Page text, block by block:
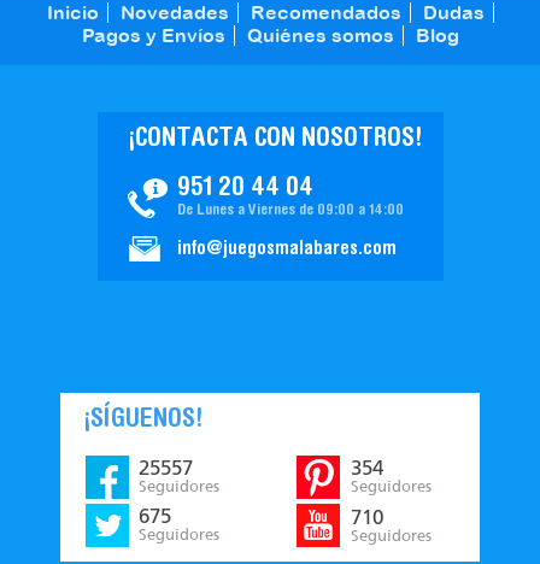
Inicio Novedades Recomendados
Dudas
Pagos y Envíos
Quiénes somos Blog
951 20 44 04
¡CONTACTA CON NOSOTROS!
De Lunes a Viernes de 09:00 a 14:00
info@juegosmalabares.com
¡SÍGUENOS!
25557
Seguidores
675
Seguidores
354
Seguidores
710
Seguidores